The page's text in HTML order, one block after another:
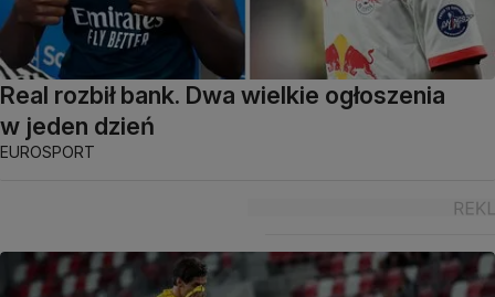
Real rozbił bank. Dwa wielkie ogłoszenia
w jeden dzień
EUROSPORT